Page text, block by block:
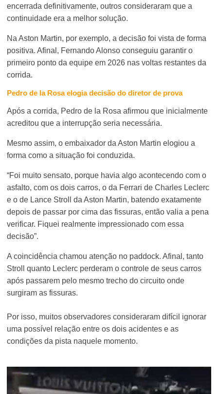
encerrada definitivamente, outros consideraram que a
continuidade era a melhor solução.
Na Aston Martin, por exemplo, a decisão foi vista de forma
positiva. Afinal, Fernando Alonso conseguiu garantir o
primeiro ponto da equipe em 2026 nas voltas restantes da
corrida.
Pedro de la Rosa elogia decisão do diretor de prova
Após a corrida, Pedro de la Rosa afirmou que inicialmente
acreditou que a interrupção seria necessária.
Mesmo assim, o embaixador da Aston Martin elogiou a
forma como a situação foi conduzida.
“Foi muito sensato, porque havia algo acontecendo com o
asfalto, com os dois carros, o da Ferrari de Charles Leclerc
e o de Lance Stroll da Aston Martin, batendo exatamente
depois de passar por cima das fissuras, então valia a pena
verificar. Fiquei realmente impressionado com essa
decisão”.
A coincidência chamou atenção no paddock. Afinal, tanto
Stroll quanto Leclerc perderam o controle de seus carros
após passarem pelo mesmo trecho do circuito onde
surgiram as fissuras.
Por isso, muitos observadores consideraram difícil ignorar
uma possível relação entre os dois acidentes e as
condições da pista naquele momento.